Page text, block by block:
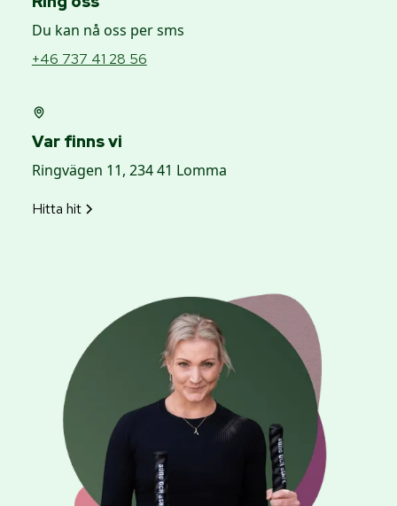
Du kan nå oss per sms
+46 737 41 28 56
Var finns vi
Ringvägen 11, 234 41 Lomma
Hitta hit